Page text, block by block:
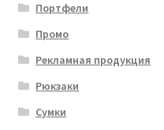
Портфели
Промо
Рекламная продукция
Рюкзаки
Сумки